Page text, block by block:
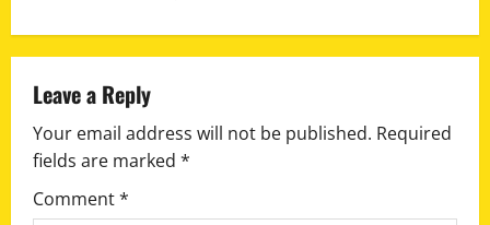
n
a
v
i
g
Leave a Reply
Your email address will not be published. Required
fields are marked *
Comment*